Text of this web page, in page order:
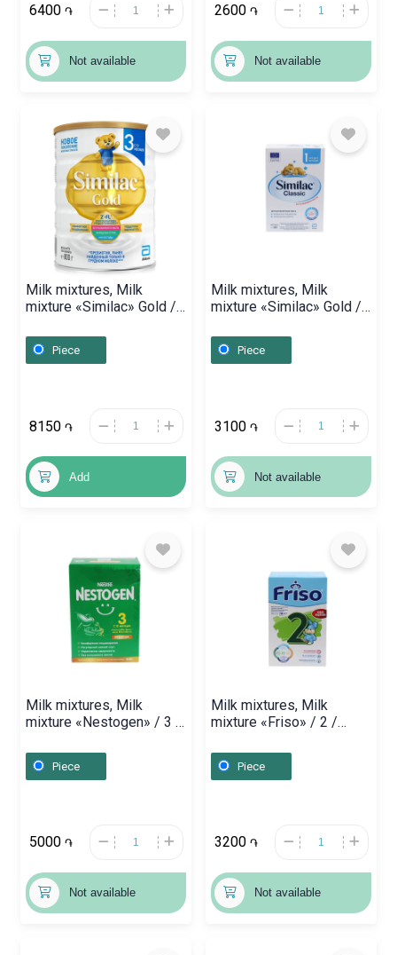
6400 ֏
Not available
2600 ֏
Not available
Milk mixtures, Milk
mixture «Similac» Gold /
Piece
8150 ֏
Add
Milk mixtures, Milk
mixture «Similac» Gold /
Piece
3100 ֏
Not available
Milk mixtures, Milk
mixture «Nestogen» / 3 /
Piece
5000 ֏
Not available
Milk mixtures, Milk
mixture «Friso» / 2 /
Piece
3200 ֏
Not available